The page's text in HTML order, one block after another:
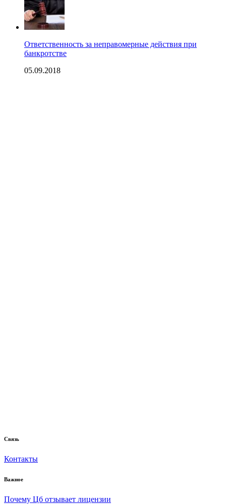
Ответственность за неправомерные действия при
банкротстве
05.09.2018
Связь
Контакты
Важное
Почему Цб отзывает лицензии